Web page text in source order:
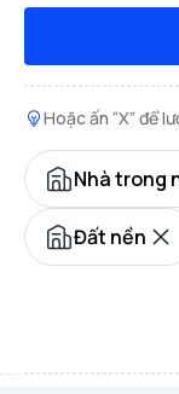
Hoặc ấn “X” để
Nhà trong
Đất nền